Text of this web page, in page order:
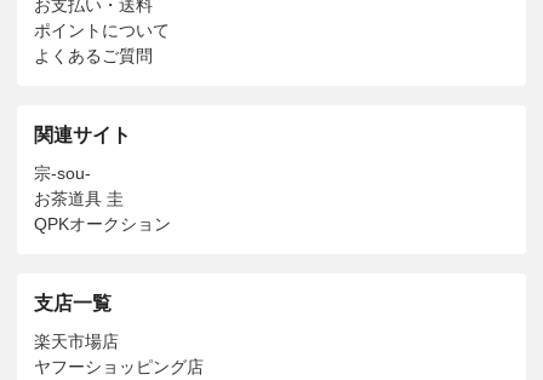
お支払い・送料
ポイントについて
よくあるご質問
関連サイト
宗-sou-
お茶道具 圭
QPKオークション
支店一覧
楽天市場店
ヤフーショッピング店